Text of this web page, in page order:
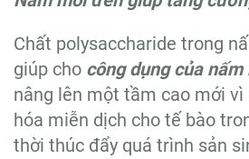
Chất polysaccharide trong
giúp cho công dụng của
nâng lên một tầm cao mới vì
hóa miễn dịch cho tế bào
thời thúc đẩy quá trình sản